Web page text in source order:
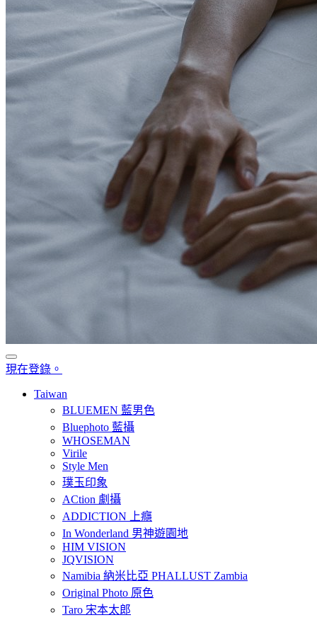
現在登錄。
Taiwan
BLUEMEN 藍男色
Bluephoto 藍攝
WHOSEMAN
Virile
Style Men
璞玉印象
ACtion 劇攝
ADDICTION 上癮
In Wonderland 男神遊園地
HIM VISION
JQVISION
Namibia 納米比亞 PHALLUST Zambia
Original Photo 原色
Taro 宋本太郎